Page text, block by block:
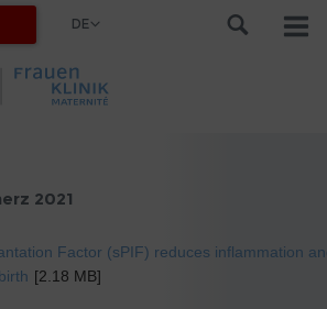
DE
2021
Factor (sPIF) reduces inflammation
[2.18 MB]